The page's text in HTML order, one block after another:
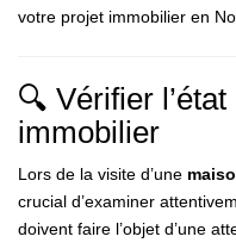
votre projet immobilier en
🔍 Vérifier
immobilier
Lors de la visite d’une
crucial d’examiner
doivent faire l’objet d’une